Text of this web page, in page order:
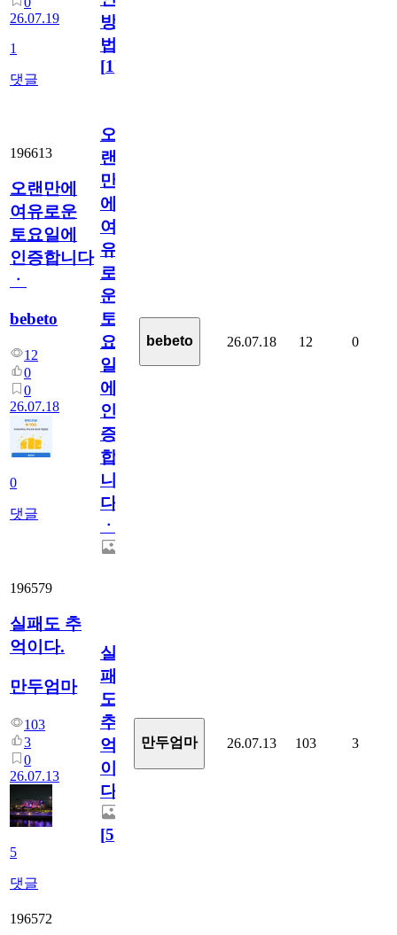
26.07.19
1
댓글
방
법
[1]
196613
오랜만에
여유로운
토요일에
인증합니다
ㆍ
bebeto
12
0
0
26.07.18
0
댓글
오
랜
만
에
여
유
로
운
토
요
일
에
인
증
합
니
다
ㆍ
bebeto 26.07.18 12 0
196579
실패도 추
억이다.
만두엄마
103
3
0
26.07.13
5
댓글
실
패
도
추
억
이
다.
[5]
만두엄마 26.07.13 103 3
196572